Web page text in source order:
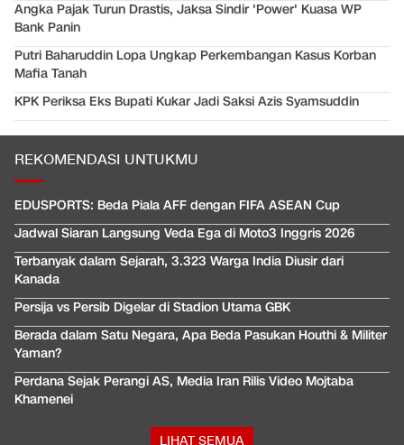
Angka Pajak Turun Drastis, Jaksa Sindir 'Power' Kuasa WP
Bank Panin
Putri Baharuddin Lopa Ungkap Perkembangan Kasus Korban
Mafia Tanah
KPK Periksa Eks Bupati Kukar Jadi Saksi Azis Syamsuddin
REKOMENDASI UNTUKMU
EDUSPORTS: Beda Piala AFF dengan FIFA ASEAN Cup
Jadwal Siaran Langsung Veda Ega di Moto3 Inggris 2026
Terbanyak dalam Sejarah, 3.323 Warga India Diusir dari
Kanada
Persija vs Persib Digelar di Stadion Utama GBK
Berada dalam Satu Negara, Apa Beda Pasukan Houthi & Militer
Yaman?
Perdana Sejak Perangi AS, Media Iran Rilis Video Mojtaba
Khamenei
LIHAT SEMUA